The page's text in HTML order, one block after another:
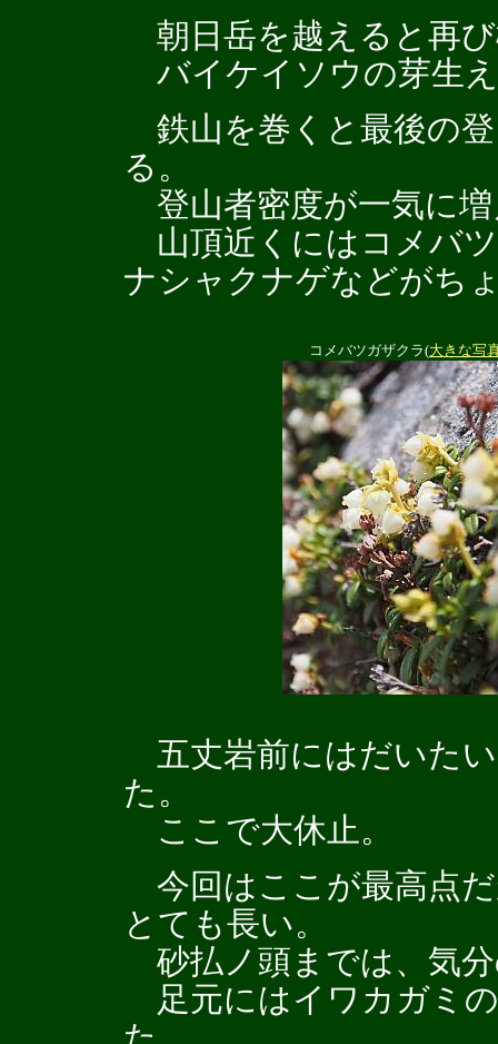
朝日岳を越えると再
バイケイソウの芽生
鉄山を巻くと最後の
る。
登山者密度が一気に
山頂近くにはコメバ
ナシャクナゲなどがち
コメバツガザクラ(大きな写
五丈岩前にはだいた
た。
ここで大休止。
今回はここが最高点
とても長い。
砂払ノ頭までは、気
足元にはイワカガミ